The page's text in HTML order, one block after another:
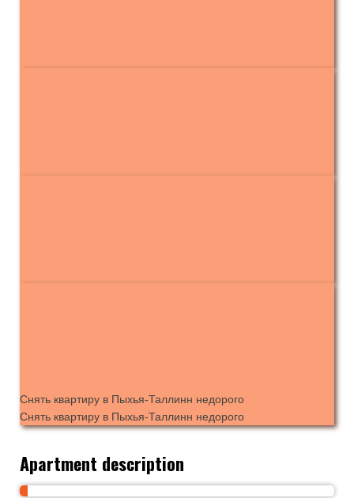
Снять квартиру в Пыхья-Таллинн недорого
Снять квартиру в Пыхья-Таллинн недорого
Apartment description